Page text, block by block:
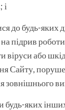
і
до будь-яких
підрив
віруси або
Сайту,
зовнішнього
будь-яких